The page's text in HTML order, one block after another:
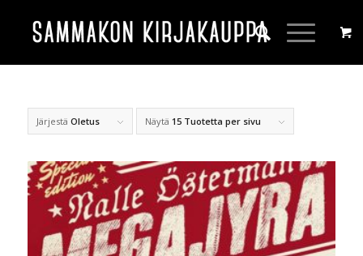
Järjestä Oletus Näytä 15 Tuotetta per sivu